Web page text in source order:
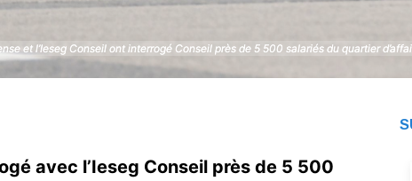
et l’Ieseg Conseil ont interrogé Conseil près de 5 500 salariés du quartier
et l’Ieseg Conseil ont interrogé Conseil près de 5 500 salariés du quartier
avec l’Ieseg Conseil près de 5 500